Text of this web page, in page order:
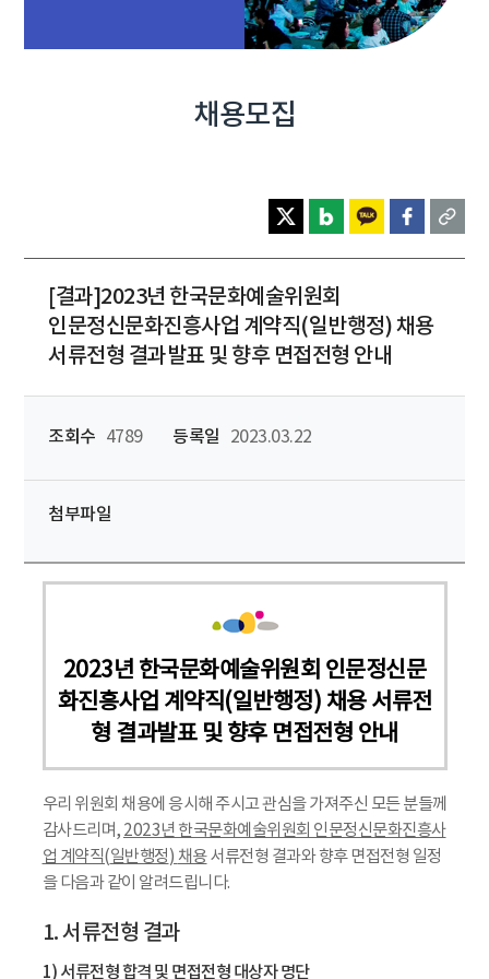
채용모집
[결과]2023년 한국문화예술위원회
인문정신문화진흥사업 계약직(일반행정) 채용
서류전형 결과발표 및 향후 면접전형 안내
조회수 4789 등록일 2023.03.22
첨부파일
2023년 한국문화예술위원회 인문정신문
화진흥사업 계약직(일반행정) 채용 서류전
형 결과발표 및 향후 면접전형 안내
우리 위원회 채용에 응시해 주시고 관심을 가져주신 모든 분들께
감사드리며, 2023년 한국문화예술위원회 인문정신문화진흥사
업 계약직(일반행정) 채용서류전형 결과와 향후 면접전형 일정
을 다음과 같이 알려드립니다.
1. 서류전형 결과
1) 서류전형 합격 및 면접전형 대상자 명단